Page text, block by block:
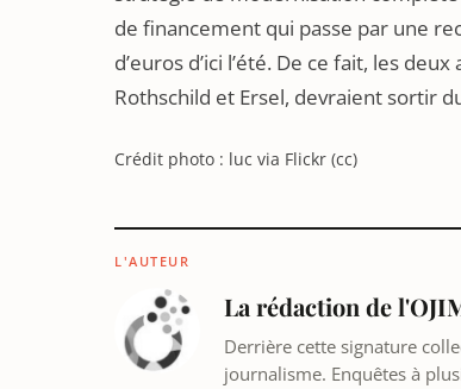
de financement qui passe par une
d’euros d’ici l’été. De ce fait, les
Rothschild et Ersel, devraient sortir
Crédit photo : luc via Flickr (cc)
L'AUTEUR
La rédaction de
Derrière cette signature
journalisme. Enquêtes à